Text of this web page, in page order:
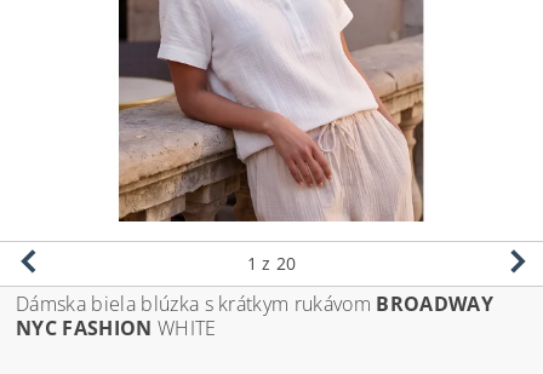
1 z 20
Dámska biela blúzka s krátkym rukávom BROADWAY
NYC FASHION WHITE